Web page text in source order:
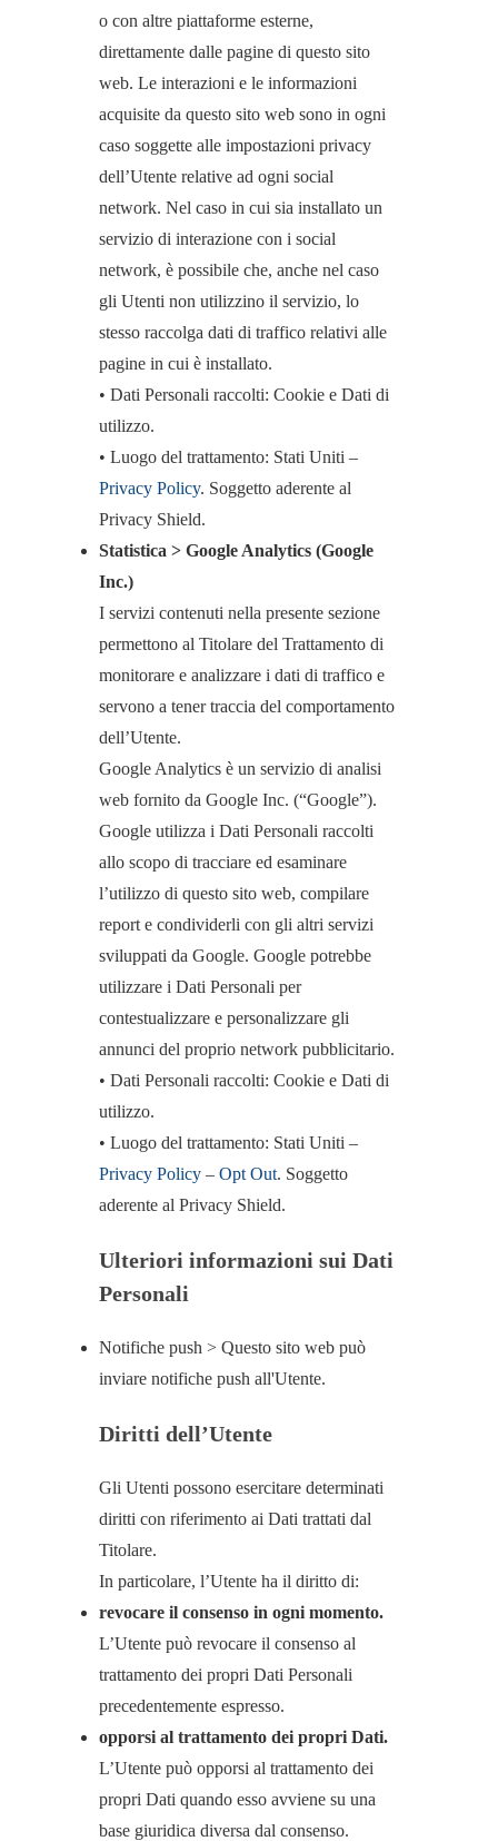
o con altre piattaforme esterne,
direttamente dalle pagine di questo sito
web. Le interazioni e le informazioni
acquisite da questo sito web sono in ogni
caso soggette alle impostazioni privacy
dell’Utente relative ad ogni social
network. Nel caso in cui sia installato un
servizio di interazione con i social
network, è possibile che, anche nel caso
gli Utenti non utilizzino il servizio, lo
stesso raccolga dati di traffico relativi alle
pagine in cui è installato.
• Dati Personali raccolti: Cookie e Dati di
utilizzo.
• Luogo del trattamento: Stati Uniti –
Privacy Policy. Soggetto aderente al
Privacy Shield.
Statistica > Google Analytics (Google
Inc.)
I servizi contenuti nella presente sezione
permettono al Titolare del Trattamento di
monitorare e analizzare i dati di traffico e
servono a tener traccia del comportamento
dell’Utente.
Google Analytics è un servizio di analisi
web fornito da Google Inc. (“Google”).
Google utilizza i Dati Personali raccolti
allo scopo di tracciare ed esaminare
l’utilizzo di questo sito web, compilare
report e condividerli con gli altri servizi
sviluppati da Google. Google potrebbe
utilizzare i Dati Personali per
contestualizzare e personalizzare gli
annunci del proprio network pubblicitario.
• Dati Personali raccolti: Cookie e Dati di
utilizzo.
• Luogo del trattamento: Stati Uniti –
Privacy Policy – Opt Out. Soggetto
aderente al Privacy Shield.
Ulteriori informazioni sui Dati
Personali
Notifiche push > Questo sito web può
inviare notifiche push all'Utente.
Diritti dell’Utente
Gli Utenti possono esercitare determinati
diritti con riferimento ai Dati trattati dal
Titolare.
In particolare, l’Utente ha il diritto di:
revocare il consenso in ogni momento.
L’Utente può revocare il consenso al
trattamento dei propri Dati Personali
precedentemente espresso.
opporsi al trattamento dei propri Dati.
L’Utente può opporsi al trattamento dei
propri Dati quando esso avviene su una
base giuridica diversa dal consenso.